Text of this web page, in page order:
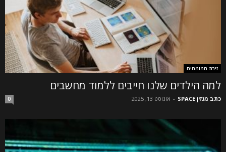
זירת המומחים
למה הילדים שלנו חייבים ללמוד מחשבים
כתב מגזין SPACE - אוגוסט 13, 2025 0